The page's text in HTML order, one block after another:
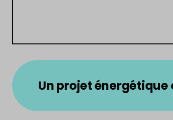
Un projet énergétique